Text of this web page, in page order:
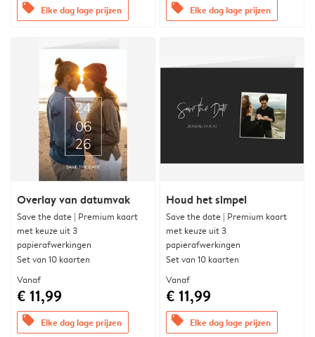
offers Elke dag lage prijzen offers Elke dag lage prijzen
Overlay van datumvak
Save the date | Premium kaart
met keuze uit 3
papierafwerkingen
Set van 10 kaarten
Vanaf
€ 11,99
offers Elke dag lage prijzen
Houd het simpel
Save the date | Premium kaart
met keuze uit 3
papierafwerkingen
Set van 10 kaarten
Vanaf
€ 11,99
offers Elke dag lage prijzen